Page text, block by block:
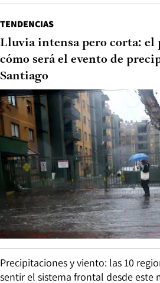
TENDENCIAS
Lluvia intensa pero corta: el
cómo será el evento de
Santiago
Precipitaciones y viento: las 10
sentir el sistema frontal desde este